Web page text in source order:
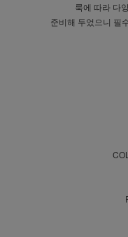
룩에 따라 다
준비해 두었으니 필